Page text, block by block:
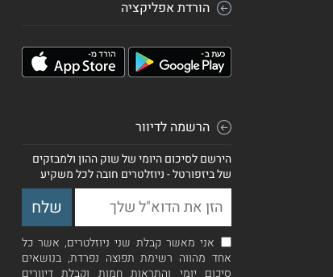
הורדת אפליקציה
הרשמה לדיוור
הירשם לסיכום היומי של שוק ההון ולמבזקים
של ביזפורטל - ניוזלטרים חובה לכל משקיע
אני מאשר קבלת שני ניוזלטרים, אשר כל
אחד מהווה רשימת תפוצה נפרדת, בנושאים